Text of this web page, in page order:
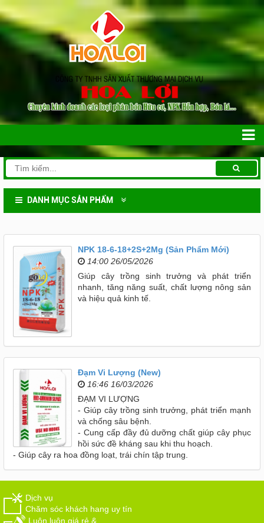
DANH MỤC SẢN PHẨM
NPK 18-6-18+2S+2Mg (Sản Phẩm Mới)
14:00 26/05/2026
Giúp cây trồng sinh trưởng và phát triển
nhanh, tăng năng suất, chất lượng nông sản
và hiệu quả kinh tế.
Đạm Vi Lượng (New)
16:46 16/03/2026
ĐẠM VI LƯỢNG
- Giúp cây trồng sinh trưởng, phát triển mạnh
và chống sâu bệnh.
- Cung cấp đầy đủ dưỡng chất giúp cây phục
hồi sức đề kháng sau khi thu hoạch.
- Giúp cây ra hoa đồng loạt, trái chín tập trung.
Dịch vụ
Chăm sóc khách hang uy tín
Luôn luôn giá rẻ &